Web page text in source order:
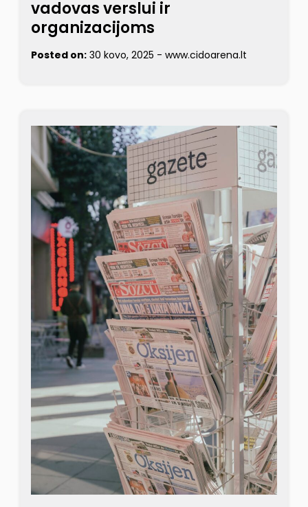
vadovas verslui ir
organizacijoms
Posted on: 30 kovo, 2025 - www.cidoarena.lt